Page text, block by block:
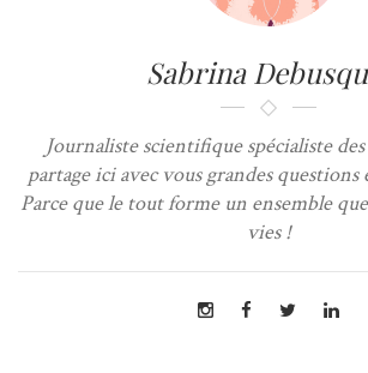
Sabrina
Journaliste scientifique spécialiste des
partage ici avec vous grandes questions
Parce que le tout forme un ensemble
vies !